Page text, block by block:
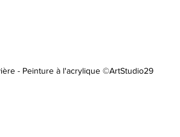
- Peinture à l'acrylique ©ArtStudio29